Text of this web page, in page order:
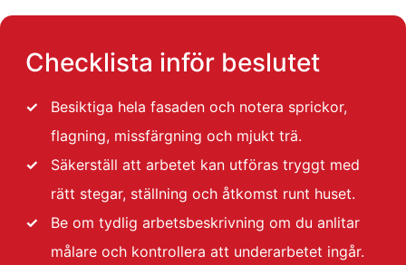
Checklista inför beslutet
✓
Besiktiga hela fasaden och notera sprickor,
flagning, missfärgning och mjukt trä.
✓
Säkerställ att arbetet kan utföras tryggt med
rätt stegar, ställning och åtkomst runt huset.
✓
Be om tydlig arbetsbeskrivning om du anlitar
målare och kontrollera att underarbetet ingår.